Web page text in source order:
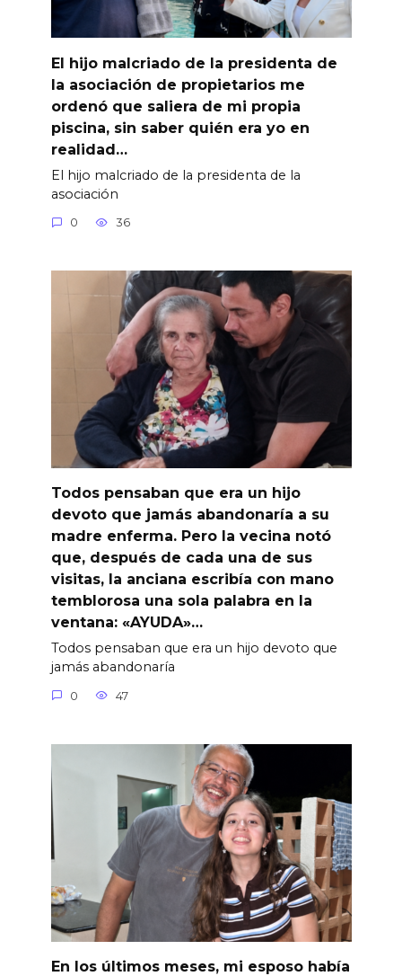
El hijo malcriado de la presidenta de
la asociación de propietarios me
ordenó que saliera de mi propia
piscina, sin saber quién era yo en
realidad…
El hijo malcriado de la presidenta de la
asociación
0 36
Todos pensaban que era un hijo
devoto que jamás abandonaría a su
madre enferma. Pero la vecina notó
que, después de cada una de sus
visitas, la anciana escribía con mano
temblorosa una sola palabra en la
ventana: «AYUDA»…
Todos pensaban que era un hijo devoto que
jamás abandonaría
0 47
En los últimos meses, mi esposo había